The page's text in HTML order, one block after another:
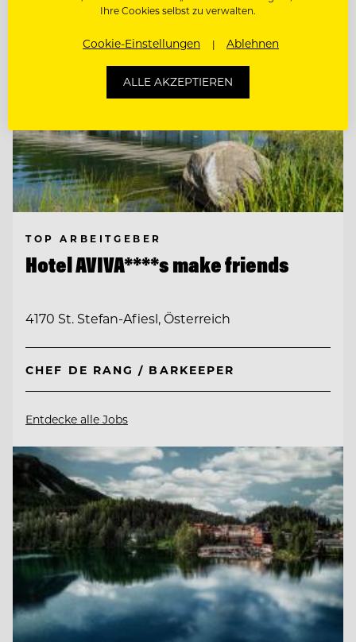
TOP ARBEITGEBER
Hotel AVIVA****s make friends
4170 St. Stefan-Afiesl, Österreich
CHEF DE RANG / BARKEEPER
Entdecke alle Jobs
Ihre Cookies selbst zu verwalten.
Cookie-Einstellungen Ablehnen
ALLE AKZEPTIEREN